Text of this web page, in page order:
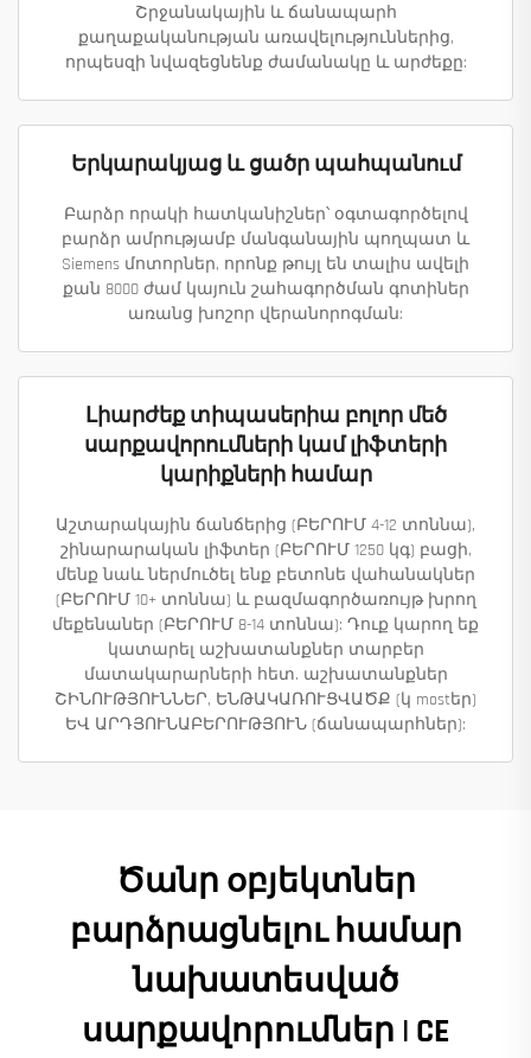
Շրջանակային և ճանապարհ
քաղաքականության առավելություններից,
որպեսզի նվազեցնենք ժամանակը և արժեքը:
Երկարակյաց և ցածր պահպանում
Բարձր որակի հատկանիշներ՝ օգտագործելով
բարձր ամրությամբ մանգանային պողպատ և
Siemens մոտորներ, որոնք թույլ են տալիս ավելի
քան 8000 ժամ կայուն շահագործման գոտիներ
առանց խոշոր վերանորոգման:
Լիարժեք տիպասերիա բոլոր մեծ
սարքավորումների կամ լիֆտերի
կարիքների համար
Աշտարակային ճանճերից (ԲԵՐՈՒՄ 4-12 տոննա),
շինարարական լիֆտեր (ԲԵՐՈՒՄ 1250 կգ) բացի,
մենք նաև ներմուծել ենք բետոնե վահանակներ
(ԲԵՐՈՒՄ 10+ տոննա) և բազմագործառույթ խրող
մեքենաներ (ԲԵՐՈՒՄ 8-14 տոննա): Դուք կարող եք
կատարել աշխատանքներ տարբեր
մատակարարների հետ. աշխատանքներ
ՇԻՆՈՒԹՅՈՒՆՆԵՐ, ԵՆԹԱԿԱՌՈՒՑՎԱԾՔ (կ mostեր)
ԵՎ ԱՐԴՅՈՒՆԱԲԵՐՈՒԹՅՈՒՆ (ճանապարհներ):
Ծանր օբյեկտներ
բարձրացնելու համար
նախատեսված
սարքավորումներ | CE